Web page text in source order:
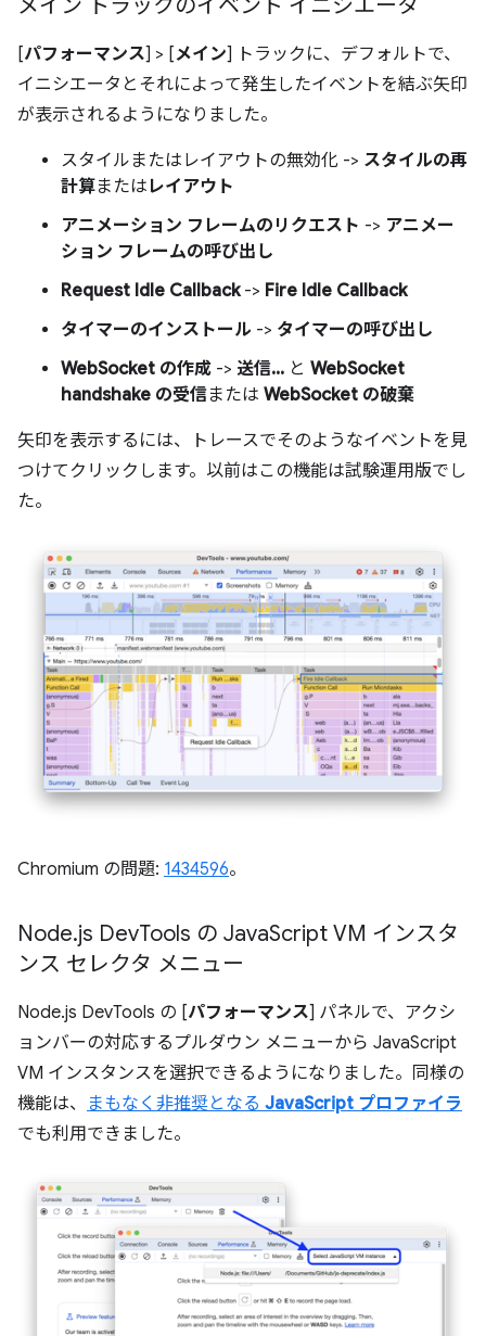
メイン トラックのイベント イニシエータ
[パフォーマンス] > [メイン] トラックに、デフォルトで、
イニシエータとそれによって発生したイベントを結ぶ矢印
が表示されるようになりました。
スタイルまたはレイアウトの無効化 -> スタイルの再
計算または レイアウト
アニメーション フレームのリクエスト -> アニメー
ション フレームの呼び出し
Request Idle Callback-> Fire Idle Callback
タイマーのインストール -> タイマーの呼び出し
WebSocket の作成 -> 送信... と WebSocket
handshake の受信または WebSocket の破棄
矢印を表示するには、トレースでそのようなイベントを見
つけてクリックします。以前はこの機能は試験運用版でし
た。
Chromium の問題: 1434596。
Node.js DevTools の JavaScript VM インスタ
ンス セレクタ メニュー
Node.js DevTools の [パフォーマンス] パネルで、アクシ
ョンバーの対応するプルダウン メニューから JavaScript
VM インスタンスを選択できるようになりました。同様の
機能は、
まもなく非推奨となる JavaScript プロファイラ
でも利用できました。